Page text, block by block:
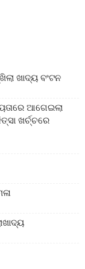
ଖାଦ୍ୟ ବଂଟନ
ଆଗେଇଲା
ଖର୍ଚ୍ଚରେ